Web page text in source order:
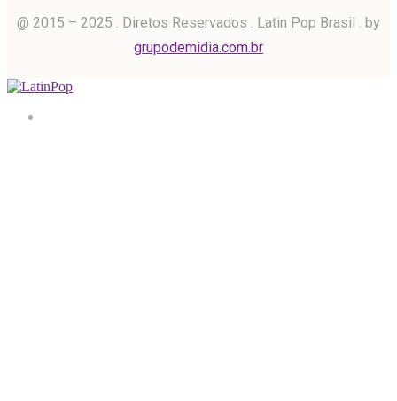
@ 2015 – 2025 . Diretos Reservados . Latin Pop Brasil . by
grupodemidia.com.br